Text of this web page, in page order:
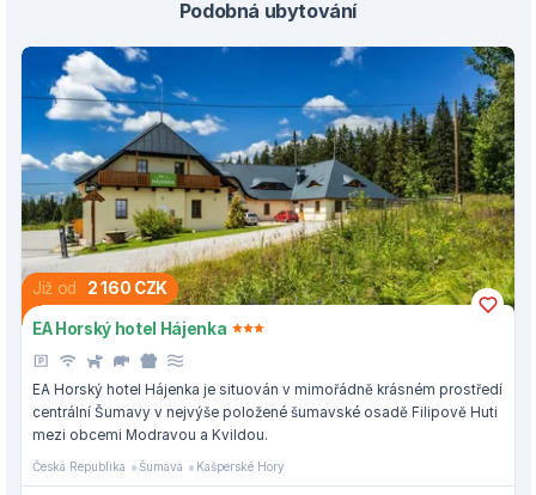
Podobná ubytování
Již od 2 160 CZK
EA Horský hotel Hájenka
EA Horský hotel Hájenka je situován v mimořádně krásném prostředí
centrální Šumavy v nejvýše položené šumavské osadě Filipově Huti
mezi obcemi Modravou a Kvildou.
Česká Republika Šumava Kašperské Hory